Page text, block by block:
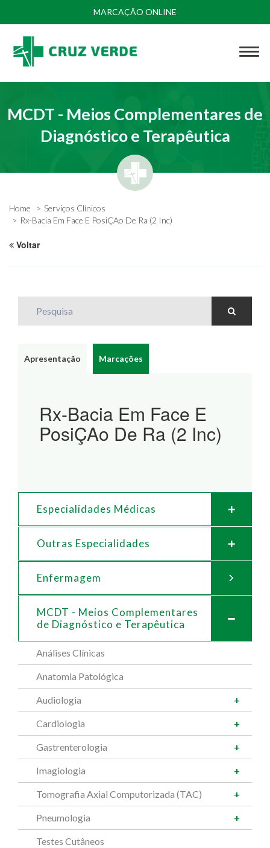
MARCAÇÃO ONLINE
MCDT - Meios Complementares de
Diagnóstico e Terapêutica
Home
Serviços Clínicos
Rx-Bacia Em Face E PosiÇAo De Ra (2 Inc)
Voltar
Apresentação Marcações
Rx-Bacia Em Face E
PosiÇAo De Ra (2 Inc)
Especialidades Médicas
Outras Especialidades
Enfermagem
MCDT - Meios Complementares
de Diagnóstico e Terapêutica
Análises Clínicas
Anatomia Patológica
Audiologia
Cardiologia
Gastrenterologia
Imagiologia
Tomografia Axial Computorizada (TAC)
Pneumologia
Testes Cutâneos